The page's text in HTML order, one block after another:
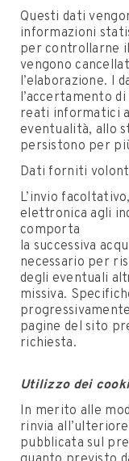
Questi dati
informazioni
per controllarne
vengono
l’elaborazione. I
l’accertamento
reati informatici
eventualità, allo
persistono per
Dati forniti
L’invio
elettronica agli
comporta
la successiva
necessario per
degli eventuali
missiva.
pagine del sito
richiesta.
Utilizzo dei
In merito alle
rinvia
pubblicata sul